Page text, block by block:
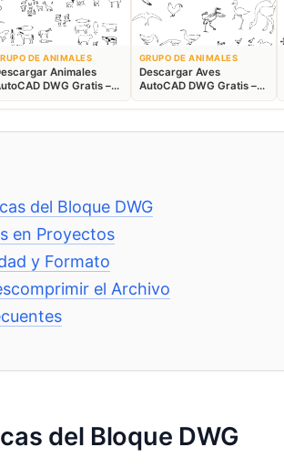
DE ANIMALES
Animales
DWG Gratis –
2D CAD
GRUPO DE ANIMALES
Descargar Aves
AutoCAD DWG Gratis –
Bloques Animales 2D
del Bloque DWG
en Proyectos
y Formato
el Archivo
del Bloque DWG